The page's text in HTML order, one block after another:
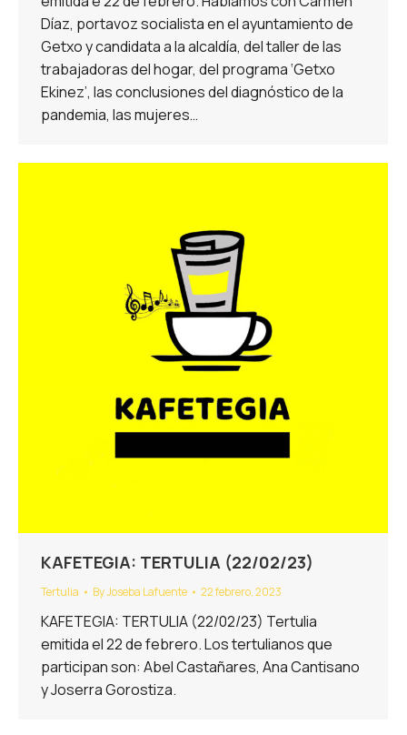
Díaz, portavoz socialista en el ayuntamiento de
Getxo y candidata a la alcaldía, del taller de las
trabajadoras del hogar, del programa ‘Getxo
Ekinez’, las conclusiones del diagnóstico de la
pandemia, las mujeres…
KAFETEGIA: TERTULIA (22/02/23)
Tertulia ByJoseba Lafuente 22 febrero, 2023
KAFETEGIA: TERTULIA (22/02/23) Tertulia
emitida el 22 de febrero. Los tertulianos que
participan son: Abel Castañares, Ana Cantisano
y Joserra Gorostiza.